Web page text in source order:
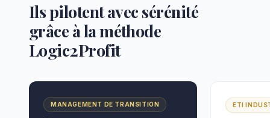
Ils pilotent avec sérénité
grâce à la méthode
Logic2Profit
MANAGEMENT DE TRANSITION ETI